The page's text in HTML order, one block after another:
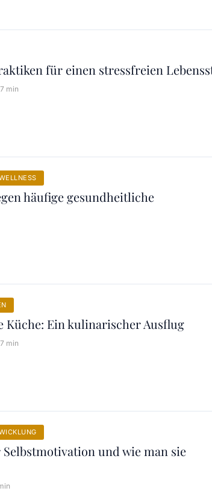
für einen stressfreien
7 min
häufige gesundheitliche
Küche: Ein kulinarischer Ausflug
7 min
und wie man sie